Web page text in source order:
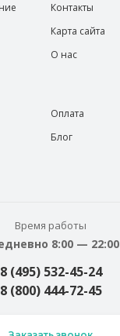
Контакты
Карта сайта
О нас
Оплата
Блог
Время работы
8:00 — 22:00
8 (495) 532-45-24
8 (800) 444-72-45